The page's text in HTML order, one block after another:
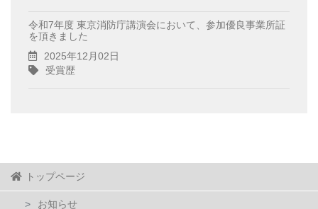
令和7年度 東京消防庁講演会において、参加優良事業所証
を頂きました
2025年12月02日
受賞歴
トップページ
お知らせ